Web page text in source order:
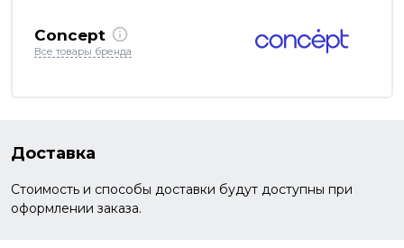
Concept
Все товары бренда
Доставка
Стоимость и способы доставки будут доступны при
оформлении заказа.